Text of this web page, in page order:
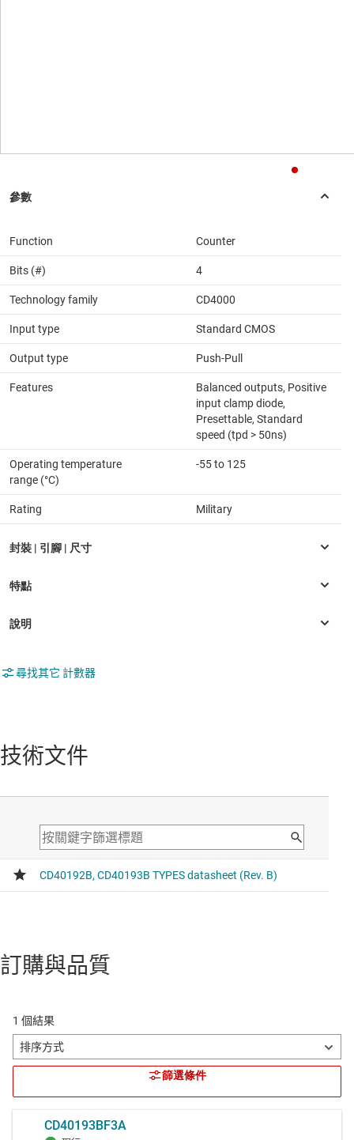
Function Counter
Bits (#) 4
Technology family CD4000
Input type Standard CMOS
Output type Push-Pull
Features
Balanced outputs, Positive
input clamp diode,
Presettable, Standard
speed (tpd > 50ns)
Operating temperature
range (°C)
-55 to 125
Rating Military
尋找其它 計數器
技術文件
訂購與品質